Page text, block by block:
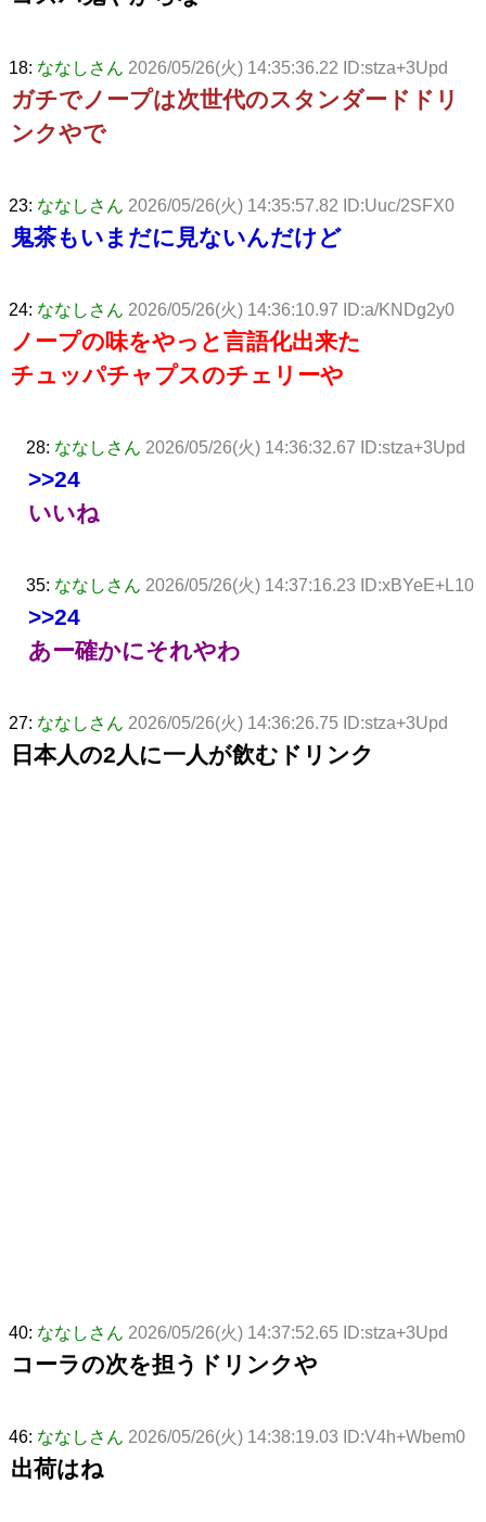
18: ななしさん 2026/05/26(火) 14:35:36.22 ID:stza+3Upd
ガチでノープは次世代のスタンダードドリ
ンクやで
23: ななしさん 2026/05/26(火) 14:35:57.82 ID:Uuc/2SFX0
鬼茶もいまだに見ないんだけど
24: ななしさん 2026/05/26(火) 14:36:10.97 ID:a/KNDg2y0
ノープの味をやっと言語化出来た
チュッパチャプスのチェリーや
28: ななしさん 2026/05/26(火) 14:36:32.67 ID:stza+3Upd
>>24
いいね
35: ななしさん 2026/05/26(火) 14:37:16.23 ID:xBYeE+L10
>>24
あー確かにそれやわ
27: ななしさん 2026/05/26(火) 14:36:26.75 ID:stza+3Upd
日本人の2人に一人が飲むドリンク
40: ななしさん 2026/05/26(火) 14:37:52.65 ID:stza+3Upd
コーラの次を担うドリンクや
46: ななしさん 2026/05/26(火) 14:38:19.03 ID:V4h+Wbem0
出荷はね